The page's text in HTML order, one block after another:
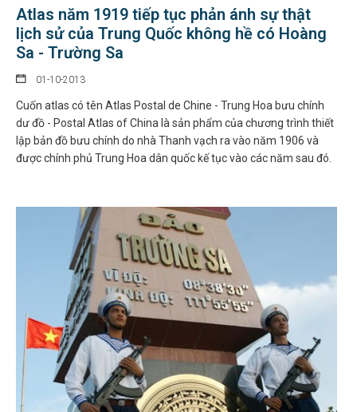
Atlas năm 1919 tiếp tục phản ánh sự thật
lịch sử của Trung Quốc không hề có Hoàng
Sa - Trường Sa
01-10-2013
Cuốn atlas có tên Atlas Postal de Chine - Trung Hoa bưu chính
dư đồ - Postal Atlas of China là sản phẩm của chương trình thiết
lập bản đồ bưu chính do nhà Thanh vạch ra vào năm 1906 và
được chính phủ Trung Hoa dân quốc kế tục vào các năm sau đó.